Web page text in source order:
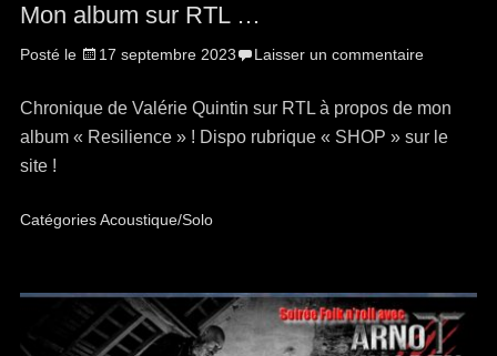
Mon album sur RTL …
Posté le 17 septembre 2023 Laisser un commentaire
Chronique de Valérie Quintin sur RTL à propos de mon
album « Resilience » ! Dispo rubrique « SHOP » sur le
site !
CatégoriesAcoustique/Solo